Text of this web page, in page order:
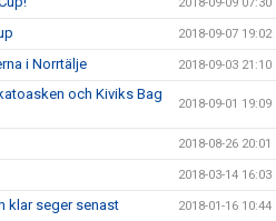
2018-09-07 19:02
i Norrtälje 2018-09-03 21:10
och Kiviks Bag
2018-09-01 19:09
2018-08-26 20:01
2018-03-14 16:03
klar seger senast 2018-01-16 10:44